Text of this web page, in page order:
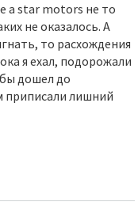
a star motors не то
не оказалось. А
то расхождения
я ехал, подорожали
дошел до
приписали лишний